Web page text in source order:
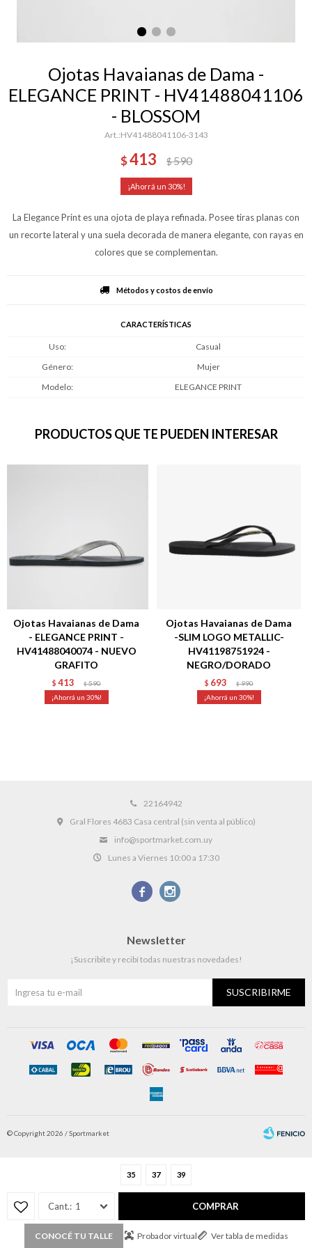
Ojotas Havaianas de Dama -
ELEGANCE PRINT - HV41488041106
- BLOSSOM
HV41488041106-3143
$413 $590
30
La Elegance Print es una ojota de playa refinada. Posee tiras planas con
un recorte lateral y una suela decorada de manera elegante, con rayas en
colores que se complementan.
35 37 39
1 COMPRAR
CONOCÉ TU TALLE Probador virtual Ver tabla de medidas
Métodos y costos de envío
CARACTERÍSTICAS
Uso
Casual
Género
Mujer
Modelo
ELEGANCE PRINT
PRODUCTOS QUE TE PUEDEN INTERESAR
Ojotas Havaianas de Dama
- ELEGANCE PRINT -
HV41488040074 - NUEVO
GRAFITO
$ 413 $ 590
30
Ojotas Havaianas de Dama
-SLIM LOGO METALLIC-
HV41198751924 -
NEGRO/DORADO
$ 693 $ 990
30
22164942
Gral Flores 4683 Casa central (sin venta al público)
info@sportmarket.com.uy
Lunes a Viernes 10:00 a 17:30
 
Newsletter
¡Suscribite y recibí todas nuestras novedades!
SUSCRIBIRME
© Copyright 2026 / Sportmarket